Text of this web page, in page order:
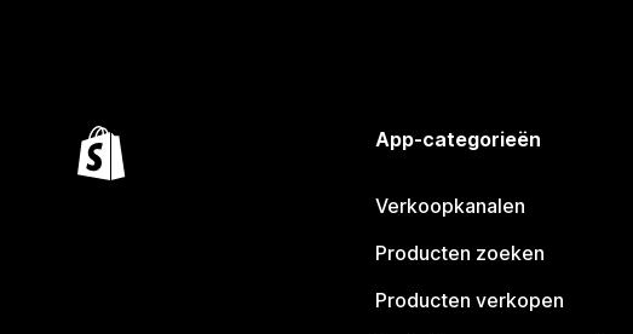
App-categorieën
Verkoopkanalen
Producten zoeken
Producten verkopen